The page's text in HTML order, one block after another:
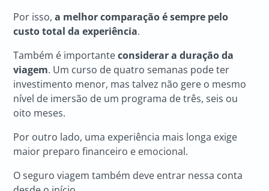
Por isso,a melhor comparação é sempre pelo
custo total da experiência.
Também é importanteconsiderar a duração da
viagem. Um curso de quatro semanas pode ter
investimento menor, mas talvez não gere o mesmo
nível de imersão de um programa de três, seis ou
oito meses.
Por outro lado, uma experiência mais longa exige
maior preparo financeiro e emocional.
O seguro viagem também deve entrar nessa conta